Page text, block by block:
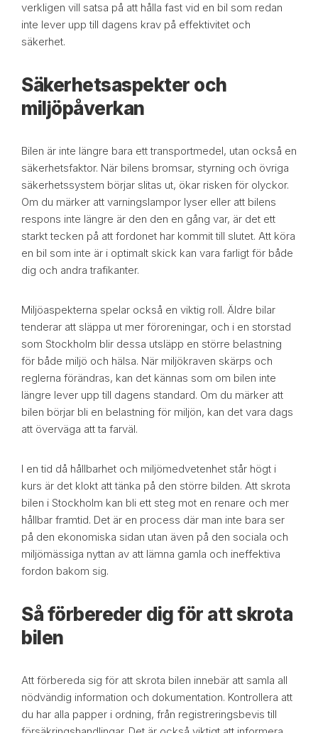
verkligen vill satsa på att hålla fast vid en bil som redan
inte lever upp till dagens krav på effektivitet och
säkerhet.
Säkerhetsaspekter och
miljöpåverkan
Bilen är inte längre bara ett transportmedel, utan också en
säkerhetsfaktor. När bilens bromsar, styrning och övriga
säkerhetssystem börjar slitas ut, ökar risken för olyckor.
Om du märker att varningslampor lyser eller att bilens
respons inte längre är den den en gång var, är det ett
starkt tecken på att fordonet har kommit till slutet. Att köra
en bil som inte är i optimalt skick kan vara farligt för både
dig och andra trafikanter.
Miljöaspekterna spelar också en viktig roll. Äldre bilar
tenderar att släppa ut mer föroreningar, och i en storstad
som Stockholm blir dessa utsläpp en större belastning
för både miljö och hälsa. När miljökraven skärps och
reglerna förändras, kan det kännas som om bilen inte
längre lever upp till dagens standard. Om du märker att
bilen börjar bli en belastning för miljön, kan det vara dags
att överväga att ta farväl.
I en tid då hållbarhet och miljömedvetenhet står högt i
kurs är det klokt att tänka på den större bilden. Att skrota
bilen i Stockholm kan bli ett steg mot en renare och mer
hållbar framtid. Det är en process där man inte bara ser
på den ekonomiska sidan utan även på den sociala och
miljömässiga nyttan av att lämna gamla och ineffektiva
fordon bakom sig.
Så förbereder dig för att skrota
bilen
Att förbereda sig för att skrota bilen innebär att samla all
nödvändig information och dokumentation. Kontrollera att
du har alla papper i ordning, från registreringsbevis till